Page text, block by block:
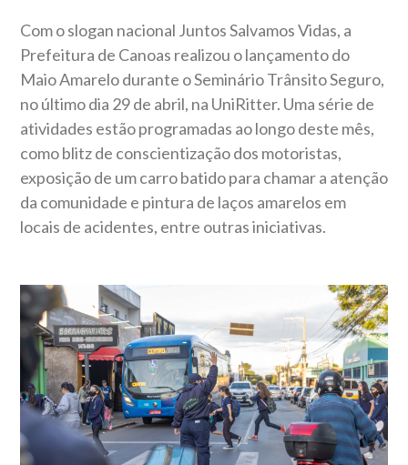
Com o slogan nacional Juntos Salvamos Vidas, a
Prefeitura de Canoas realizou o lançamento do
Maio Amarelo durante o Seminário Trânsito Seguro,
no último dia 29 de abril, na UniRitter. Uma série de
atividades estão programadas ao longo deste mês,
como blitz de conscientização dos motoristas,
exposição de um carro batido para chamar a atenção
da comunidade e pintura de laços amarelos em
locais de acidentes, entre outras iniciativas.